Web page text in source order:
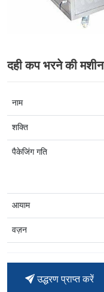
दही कप भरने की मशीन
नाम
शक्ति
पैकेजिंग गति
आयाम
वज़न
उद्धरण प्राप्त करें